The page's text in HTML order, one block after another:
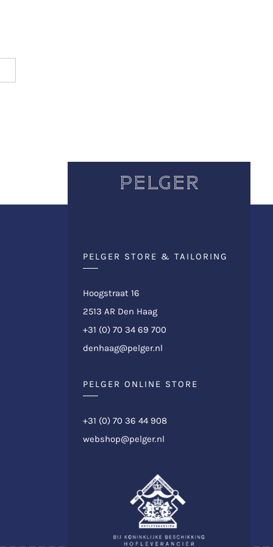
PELGER STORE & TAILORING
Hoogstraat 16
2513 AR Den Haag
+31 (0) 70 34 69 700
denhaag@pelger.nl
PELGER ONLINE STORE
+31 (0) 70 36 44 908
webshop@pelger.nl